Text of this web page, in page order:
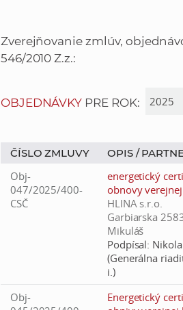
Zverejňovanie zmlúv,
546/2010 Z.z.:
OBJEDNÁVKY PRE ROK:
ČÍSLO ZMLUVY OPIS /
Obj-
047/2025/400-
CSČ
energetický
obnovy
HLINA s.r.o.
Garbiarska
Mikuláš
Podpísal:
(Generálna
i.)
Obj-
Energetický